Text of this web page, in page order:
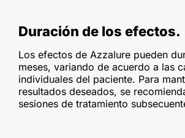
Duración de los efectos.
Los efectos de Azzalure pueden
meses, variando de acuerdo a las
individuales del paciente. Para
resultados deseados, se
sesiones de tratamiento